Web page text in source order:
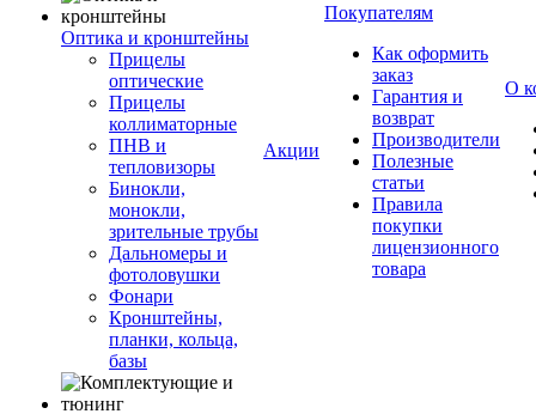
Оптика и кронштейны
Прицелы
оптические
Прицелы
коллиматорные
ПНВ и
тепловизоры
Бинокли,
монокли,
зрительные трубы
Дальномеры и
фотоловушки
Фонари
Кронштейны,
планки, кольца,
базы
Акции
Покупателям
Как оформить
заказ
Гарантия и
возврат
Производители
Полезные
статьи
Правила
покупки
лицензионного
товара
О